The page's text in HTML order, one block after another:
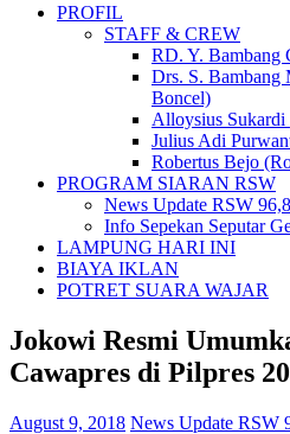
PROFIL
STAFF & CREW
RD. Y. Bambang
Drs. S. Bambang
Boncel)
Alloysius
Julius Adi
Robertus Bejo
PROGRAM SIARAN RSW
News Update RSW
Info Sepekan Seputar
LAMPUNG HARI INI
BIAYA IKLAN
POTRET SUARA WAJAR
Jokowi Resmi
Cawapres di Pilpres
August 9, 2018 News Update RSW